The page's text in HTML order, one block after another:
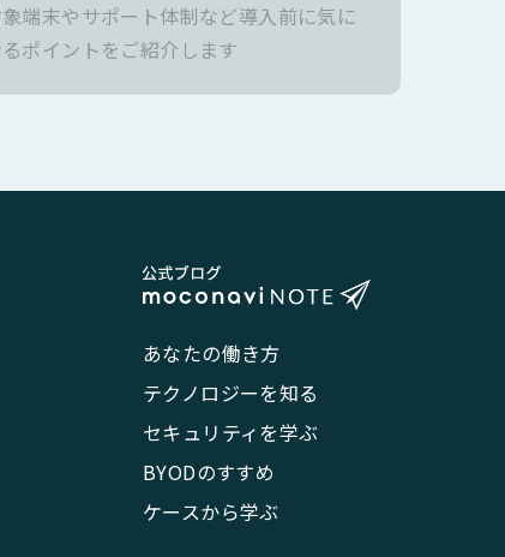
端末やサポート体制など導入前に気に
ポイントをご紹介します
あなたの働き方
テクノロジーを知る
セキュリティを学ぶ
BYODのすすめ
ケースから学ぶ